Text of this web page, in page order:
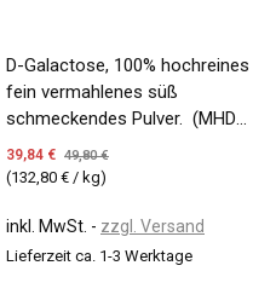
D-Galactose, 100% hochreines
fein vermahlenes süß
schmeckendes Pulver. (MHD
09/2026)
39,84 € 49,80 €
(132,80 € / kg)
inkl. MwSt. zzgl. Versand
Lieferzeit ca. 1-3 Werktage